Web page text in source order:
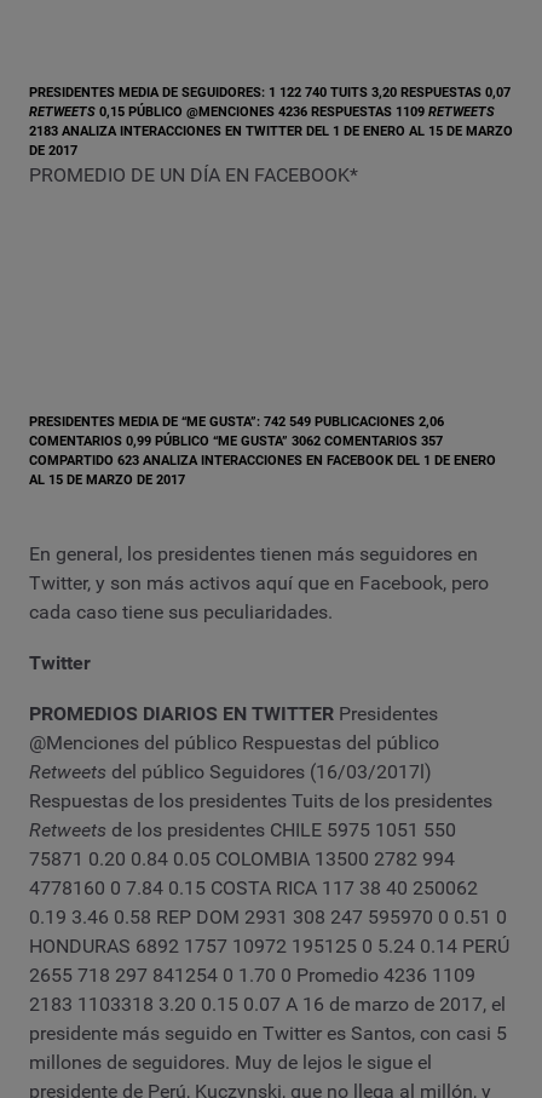
PRESIDENTES MEDIA DE SEGUIDORES: 1 122 740 TUITS 3,20 RESPUESTAS 0,07
RETWEETS 0,15 PÚBLICO @MENCIONES 4236 RESPUESTAS 1109 RETWEETS
2183 ANALIZA INTERACCIONES EN TWITTER DEL 1 DE ENERO AL 15 DE MARZO
DE 2017
PROMEDIO DE UN DÍA EN FACEBOOK*
PRESIDENTES MEDIA DE “ME GUSTA”: 742 549 PUBLICACIONES 2,06
COMENTARIOS 0,99 PÚBLICO “ME GUSTA” 3062 COMENTARIOS 357
COMPARTIDO 623 ANALIZA INTERACCIONES EN FACEBOOK DEL 1 DE ENERO
AL 15 DE MARZO DE 2017
En general, los presidentes tienen más seguidores en
Twitter, y son más activos aquí que en Facebook, pero
cada caso tiene sus peculiaridades.
Twitter
PROMEDIOS DIARIOS EN TWITTER Presidentes
@Menciones del público Respuestas del público
Retweets del público Seguidores (16/03/2017l)
Respuestas de los presidentes Tuits de los presidentes
Retweets de los presidentes CHILE 5975 1051 550
75871 0.20 0.84 0.05 COLOMBIA 13500 2782 994
4778160 0 7.84 0.15 COSTA RICA 117 38 40 250062
0.19 3.46 0.58 REP DOM 2931 308 247 595970 0 0.51 0
HONDURAS 6892 1757 10972 195125 0 5.24 0.14 PERÚ
2655 718 297 841254 0 1.70 0 Promedio 4236 1109
2183 1103318 3.20 0.15 0.07 A 16 de marzo de 2017, el
presidente más seguido en Twitter es Santos, con casi 5
millones de seguidores. Muy de lejos le sigue el
presidente de Perú, Kuczynski, que no llega al millón, y